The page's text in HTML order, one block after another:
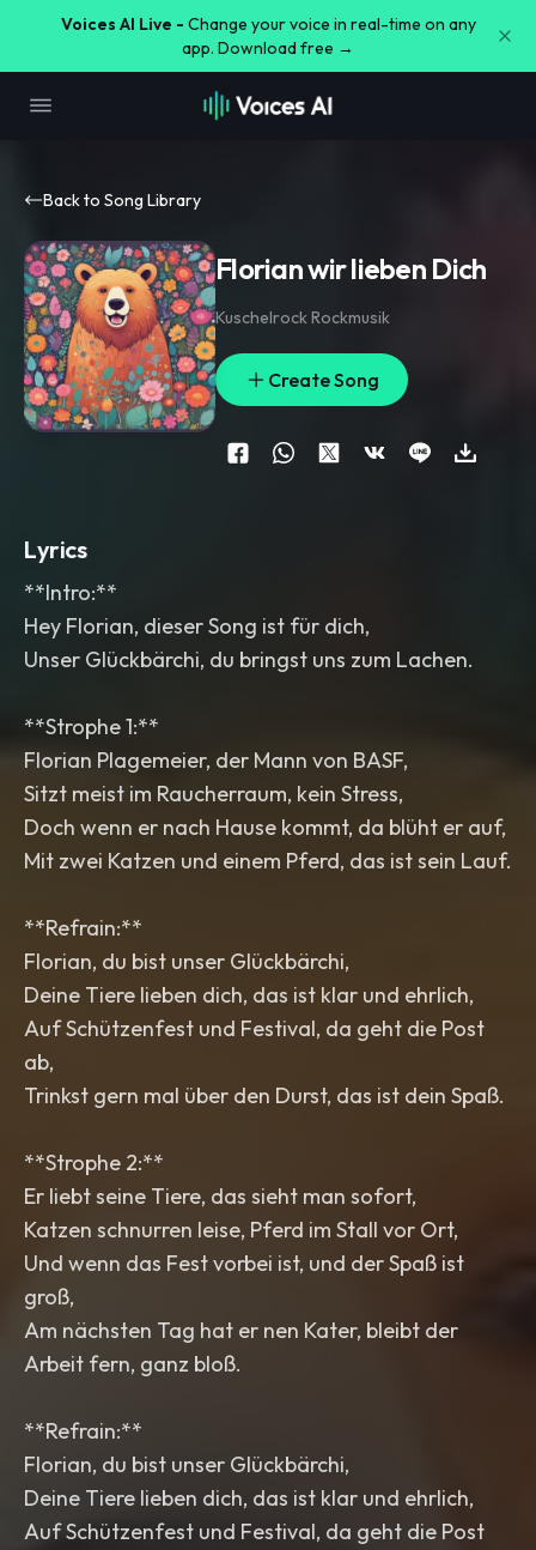
Voices AI Live - Change your voice in real-time on any
app. Download free →
Back to Song Library
Florian wir lieben Dich
Kuschelrock Rockmusik
Create Song
Lyrics
**Intro:**
Hey Florian, dieser Song ist für dich,
Unser Glückbärchi, du bringst uns zum Lachen.
**Strophe 1:**
Florian Plagemeier, der Mann von BASF,
Sitzt meist im Raucherraum, kein Stress,
Doch wenn er nach Hause kommt, da blüht er auf,
Mit zwei Katzen und einem Pferd, das ist sein Lauf.
**Refrain:**
Florian, du bist unser Glückbärchi,
Deine Tiere lieben dich, das ist klar und ehrlich,
Auf Schützenfest und Festival, da geht die Post
ab,
Trinkst gern mal über den Durst, das ist dein Spaß.
**Strophe 2:**
Er liebt seine Tiere, das sieht man sofort,
Katzen schnurren leise, Pferd im Stall vor Ort,
Und wenn das Fest vorbei ist, und der Spaß ist
groß,
Am nächsten Tag hat er nen Kater, bleibt der
Arbeit fern, ganz bloß.
**Refrain:**
Florian, du bist unser Glückbärchi,
Deine Tiere lieben dich, das ist klar und ehrlich,
Auf Schützenfest und Festival, da geht die Post